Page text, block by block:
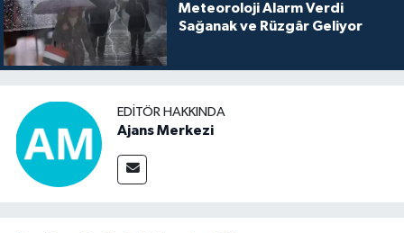
Meteoroloji Alarm Verdi
Sağanak ve Rüzgâr Geliyor
EDITÖR HAKKINDA
Ajans Merkezi